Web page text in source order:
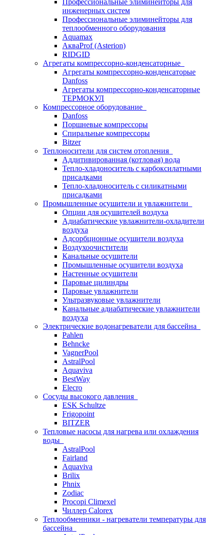
Профессиональные элиминейторы для
инженерных систем
Профессиональные элиминейторы для
теплообменного оборудования
Aquamax
АкваProf (Asterion)
RIDGID
Агрегаты компрессорно-конденсаторные
Агрегаты компрессорно-конденсаторые
Danfoss
Агрегаты компрессорно-конденсаторные
ТЕРМОКУЛ
Компрессорное оборудование
Danfoss
Поршневые компрессоры
Спиральные компрессоры
Bitzer
Теплоносители для систем отопления
Аддитивированная (котловая) вода
Тепло-хладоноситель с карбоксилатными
присадками
Тепло-хладоноситель с силикатными
присадками
Промышленные осушители и увлажнители
Опции для осушителей воздуха
Адиабатические увлажнители-охладители
воздуха
Адсорбционные осушители воздуха
Воздухоочистители
Канальные осушители
Промышленные осушители воздуха
Настенные осушители
Паровые цилиндры
Паровые увлажнители
Ультразвуковые увлажнители
Канальные адиабатические увлажнители
воздуха
Электрические водонагреватели для бассейна
Pahlen
Behncke
VagnerPool
AstralPool
Aquaviva
BestWay
Elecro
Сосуды высокого давления
ESK Schultze
Frigopoint
BITZER
Тепловые насосы для нагрева или охлаждения
воды
AstralPool
Fairland
Aquaviva
Brilix
Phnix
Zodiac
Procopi Climexel
Чиллер Calorex
Теплообменники - нагреватели температуры для
бассейна